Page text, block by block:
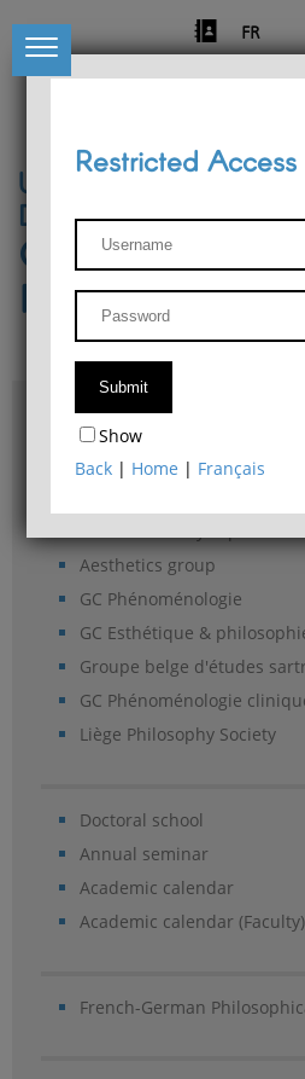
FR
University of Liège
Départment of
Center for
Research
Access & maps
Philosophy Department
Aesthetics group
GC Phénoménologie
GC Esthétique &
Groupe belge d'études
GC Phénoménologie
Liège Philosophy Society
Doctoral school
Annual seminar
Academic calendar
Academic calendar (Faculty)
French-German
Restricted Access
Show
Back | Home | Français